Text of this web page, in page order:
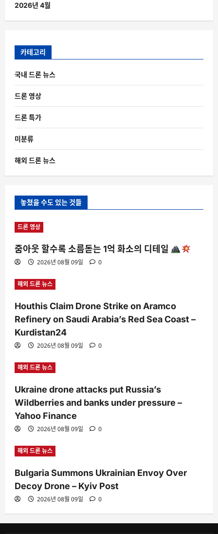
2026년 4월
카테고리
국내 드론 뉴스
드론 영상
드론 특가
미분류
해외 드론 뉴스
놓쳤을 수도 있는 것들
드론 영상
줌아웃 할수록 소름돋는 1억 화소의 디테일
2026년 08월 09일 0
해외 드론 뉴스
Houthis Claim Drone Strike on Aramco
Refinery on Saudi Arabia’s Red Sea Coast –
Kurdistan24
2026년 08월 09일 0
해외 드론 뉴스
Ukraine drone attacks put Russia’s
Wildberries and banks under pressure –
Yahoo Finance
2026년 08월 09일 0
해외 드론 뉴스
Bulgaria Summons Ukrainian Envoy Over
Decoy Drone – Kyiv Post
2026년 08월 09일 0